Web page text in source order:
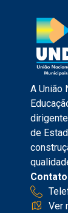
A União
de
Ver